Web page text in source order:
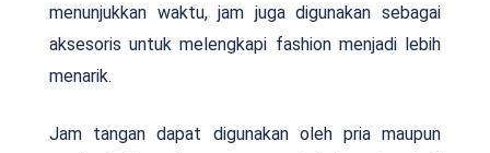
menunjukkan waktu, jam juga digunakan sebagai
aksesoris untuk melengkapi fashion menjadi lebih
menarik.
Jam tangan dapat digunakan oleh pria maupun